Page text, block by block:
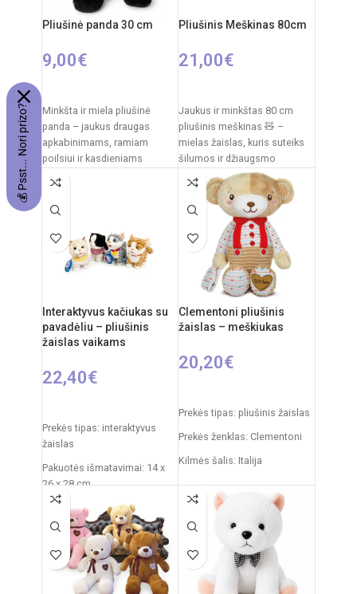
Pliušinė panda 30 cm
9,00€
Minkšta ir miela pliušinė
panda – jaukus draugas
apkabinimams, ramiam
poilsiui ir kasdieniams
baltas pandos dizainas,
švelnus
Pliušinis Meškinas 80cm
21,00€
Jaukus ir minkštas 80 cm
pliušinis meškinas 🧸 –
mielas žaislas, kuris suteiks
šilumos ir džiaugsmo
kiekvienam vaikui. Švelnus
pliušas,
Interaktyvus kačiukas su
pavadėliu – pliušinis
žaislas vaikams
22,40€
Prekės tipas: interaktyvus
žaislas
Pakuotės išmatavimai: 14 x
26 x 28 cm
Žaislo išmatavimai: 27 × 12 ×
27 cm
Rekomenduojamas amžius:
nuo 3 metų
Elementai: 3 x AA
Clementoni pliušinis
žaislas – meškiukas
20,20€
Prekės tipas: pliušinis žaislas
Prekės ženklas: Clementoni
Kilmės šalis: Italija
Pakuotės išmatavimai: 31 x
20 x 11 cm
Rekomenduojamas amžius:
nuo 0 mėnesių
💰 Psst... Nori prizo?